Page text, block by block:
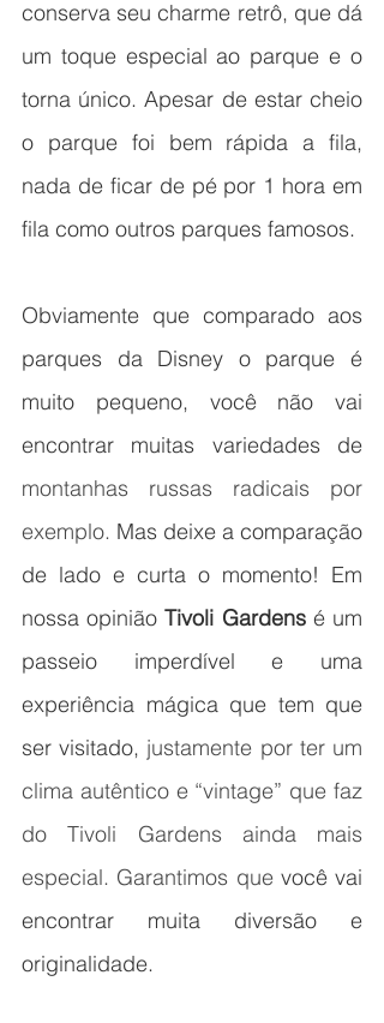
conserva seu charme retrô, que dá
um toque especial ao parque e o
torna único. Apesar de estar cheio
o parque foi bem rápida a fila,
nada de ficar de pé por 1 hora em
fila como outros parques famosos.
Obviamente que comparado aos
parques da Disney o parque é
muito pequeno, você não vai
montanhas russas radicais por
exemplo. Mas deixe a comparação
de lado e curta o momento! Em
nossa opinião Tivoli Gardens é um
passeio imperdível e uma
experiência mágica que tem que
ser visitado, justamente por ter um
clima autêntico e “vintage” que faz
do Tivoli Gardens ainda mais
especial. Garantimos que você vai
encontrar muita diversão e
originalidade.